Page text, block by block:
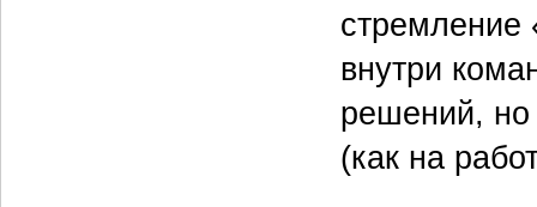
стремление
внутри
решений, но
(как на